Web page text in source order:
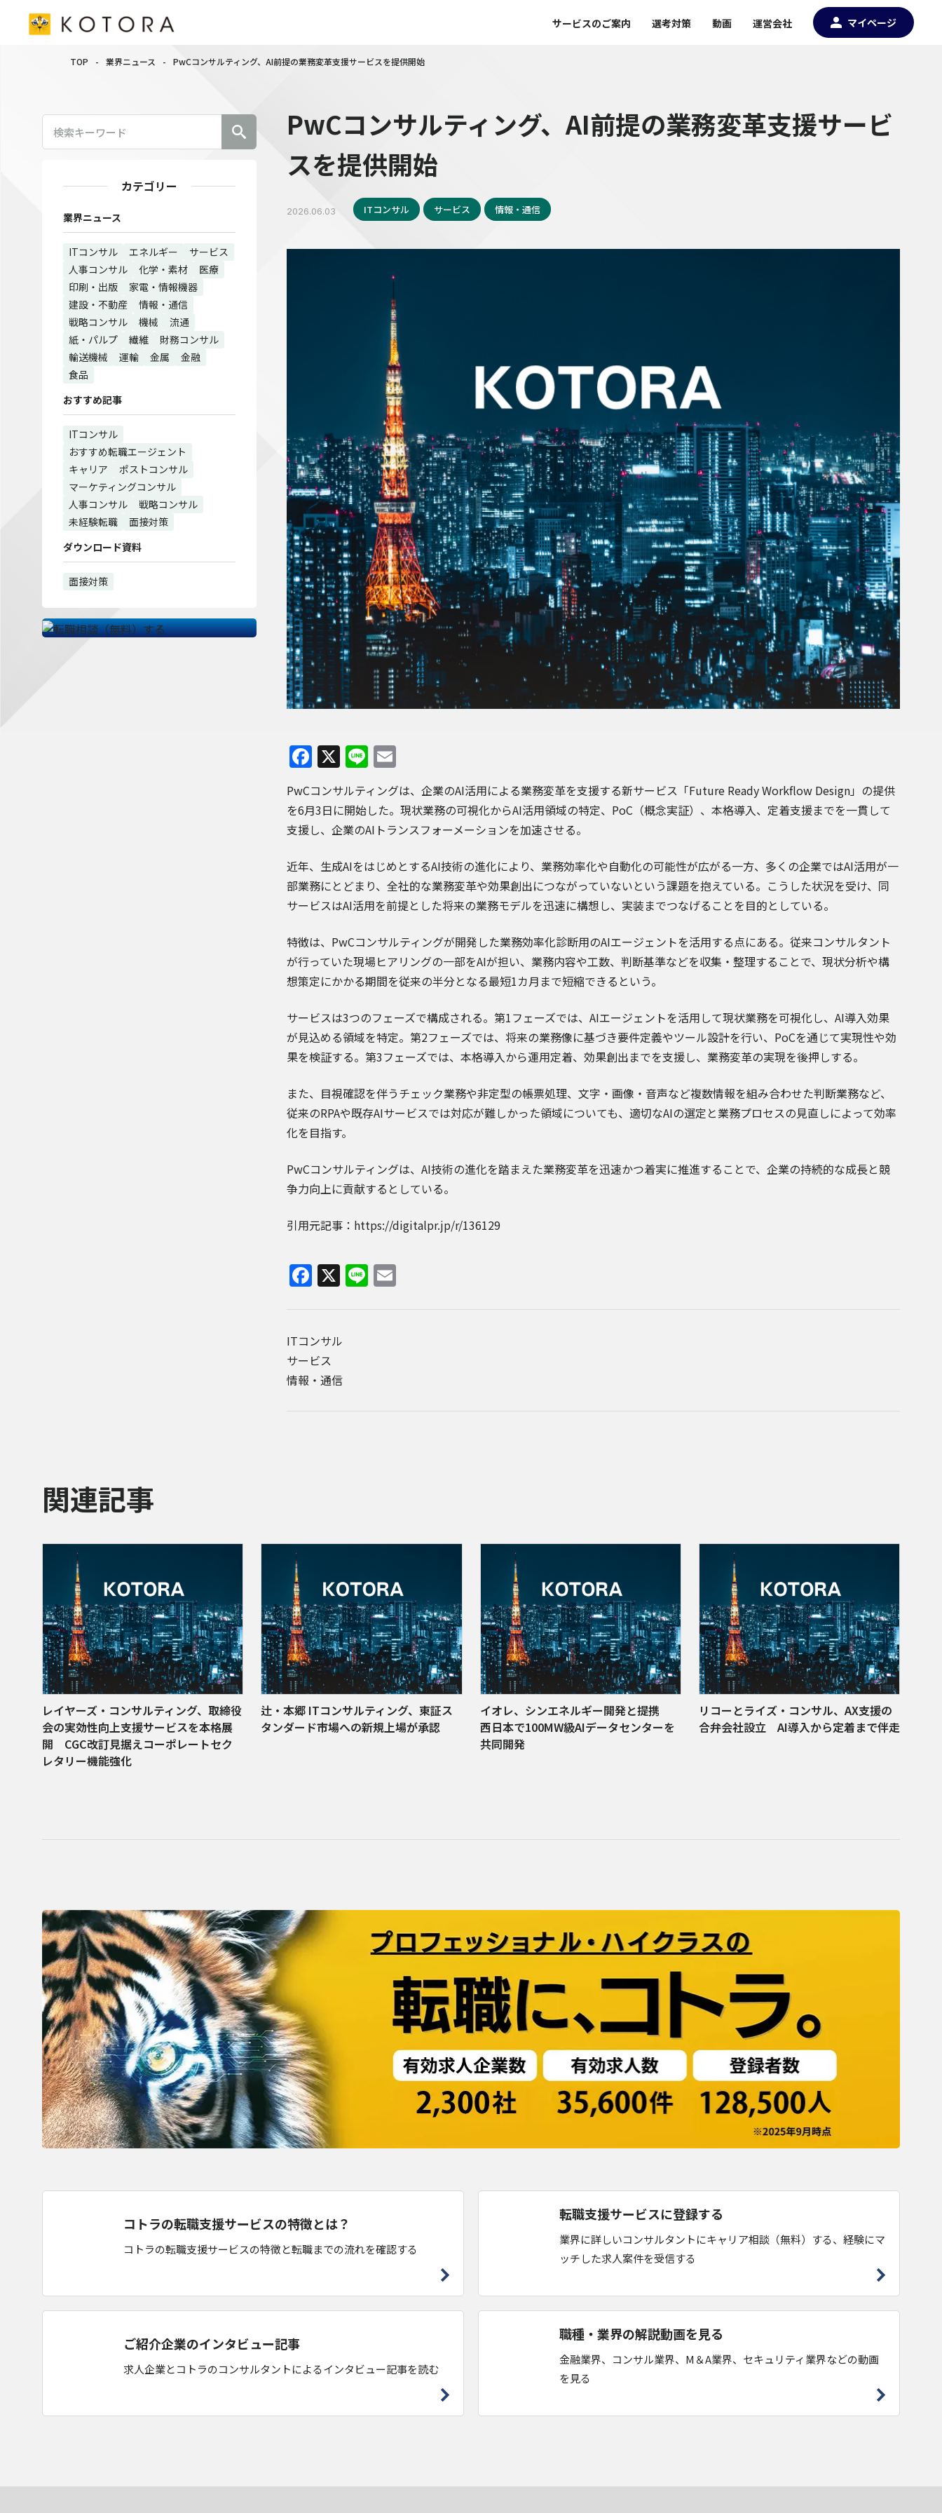
サービスのご案内 選考対策 動画 運営会社 マイページ
TOP - 業界ニュース - PwCコンサルティング、AI前提の業務変革支援サービスを提供開始
カテゴリー
業界ニュース
ITコンサル エネルギー
サービス
人事コンサル
化学・素材
医療
印刷・出版
家電・情報機器
建設・不動産
情報・通信
戦略コンサル
機械
流通
紙・パルプ
繊維
財務コンサル
輸送機械
運輸 金属
金融
食品
おすすめ記事
ITコンサル
おすすめ転職エージェント
キャリア
ポストコンサル
マーケティングコンサル
人事コンサル
戦略コンサル
未経験転職
面接対策
ダウンロード資料
面接対策
PwCコンサルティング、AI前提の業務変革支援サービ
スを提供開始
2026.06.03 ITコンサル サービス 情報・通信
Facebook
X LineEmail
PwCコンサルティングは、企業のAI活用による業務変革を支援する新サービス「Future Ready Workflow Design」の提供
を6月3日に開始した。現状業務の可視化からAI活用領域の特定、PoC（概念実証）、本格導入、定着支援までを一貫して
支援し、企業のAIトランスフォーメーションを加速させる。
近年、生成AIをはじめとするAI技術の進化により、業務効率化や自動化の可能性が広がる一方、多くの企業ではAI活用が一
部業務にとどまり、全社的な業務変革や効果創出につながっていないという課題を抱えている。こうした状況を受け、同
サービスはAI活用を前提とした将来の業務モデルを迅速に構想し、実装までつなげることを目的としている。
特徴は、PwCコンサルティングが開発した業務効率化診断用のAIエージェントを活用する点にある。従来コンサルタント
が行っていた現場ヒアリングの一部をAIが担い、業務内容や工数、判断基準などを収集・整理することで、現状分析や構
想策定にかかる期間を従来の半分となる最短1カ月まで短縮できるという。
サービスは3つのフェーズで構成される。第1フェーズでは、AIエージェントを活用して現状業務を可視化し、AI導入効果
が見込める領域を特定。第2フェーズでは、将来の業務像に基づき要件定義やツール設計を行い、PoCを通じて実現性や効
果を検証する。第3フェーズでは、本格導入から運用定着、効果創出までを支援し、業務変革の実現を後押しする。
また、目視確認を伴うチェック業務や非定型の帳票処理、文字・画像・音声など複数情報を組み合わせた判断業務など、
従来のRPAや既存AIサービスでは対応が難しかった領域についても、適切なAIの選定と業務プロセスの見直しによって効率
化を目指す。
PwCコンサルティングは、AI技術の進化を踏まえた業務変革を迅速かつ着実に推進することで、企業の持続的な成長と競
争力向上に貢献するとしている。
引用元記事：https://digitalpr.jp/r/136129
Facebook
X LineEmail
ITコンサル
サービス
情報・通信
関連記事
レイヤーズ・コンサルティング、取締役
会の実効性向上支援サービスを本格展
開 CGC改訂見据えコーポレートセク
レタリー機能強化
辻・本郷 ITコンサルティング、東証ス
タンダード市場への新規上場が承認
イオレ、シンエネルギー開発と提携
西日本で100MW級AIデータセンターを
共同開発
リコーとライズ・コンサル、AX支援の
合弁会社設立 AI導入から定着まで伴走
コトラの転職支援サービスの特徴とは？
コトラの転職支援サービスの特徴と転職までの流れを確認する
転職支援サービスに登録する
業界に詳しいコンサルタントにキャリア相談（無料）する、経験にマ
ッチした求人案件を受信する
ご紹介企業のインタビュー記事
求人企業とコトラのコンサルタントによるインタビュー記事を読む
職種・業界の解説動画を見る
金融業界、コンサル業界、M＆A業界、セキュリティ業界などの動画
を見る